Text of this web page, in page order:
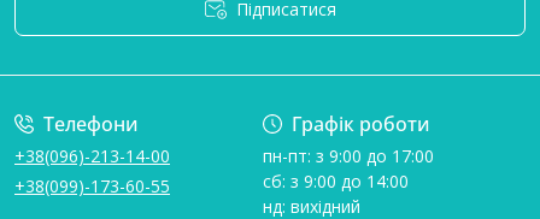
Підписатися
Телефони
+38(096)-213-14-00
+38(099)-173-60-55
Графік роботи
пн-пт: з 9:00 до 17:00
сб: з 9:00 до 14:00
нд: вихідний